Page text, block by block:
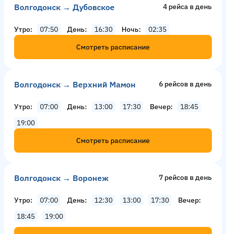
Волгодонск → Дубовское 4 рейсa в день
Утро 07:50 День 16:30 Ночь
02:35
Смотреть расписание
Волгодонск → Верхний Мамон 6 рейсов в день
Утро 07:00 День 13:00 17:30 Вечер
18:45
19:00
Смотреть расписание
Волгодонск → Воронеж 7 рейсов в день
Утро 07:00 День 12:30 13:00 17:30
Вечер
18:45
19:00